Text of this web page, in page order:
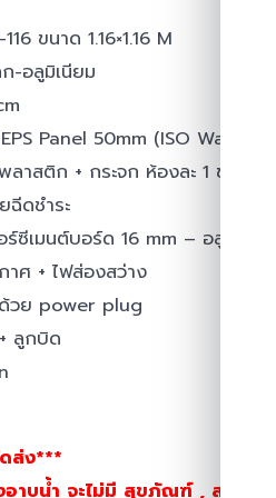
ขนาด 1.16×1.16 M
-อลูมิเนียม
Panel 50mm (ISO Wall)
าสติก + กระจก ห้องละ 1 ชุด
ฉีดชำระ
ซีเมนต์บอร์ด 16 mm – อลูมีเนียม
ศ + ไฟส่องสว่าง
วย power plug
ลูกบิด
ส่ง***
าบน้ำ จะไม่มี สุขภัณฑ์ , สายชำร